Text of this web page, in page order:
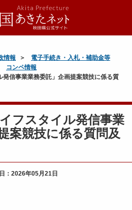
情報
電子手続き・入札・補助金等
コンペ情報
発信事業業務委託」企画提案競技に係る質
フスタイル発信事業
案競技に係る質問及
： 2026年05月21日